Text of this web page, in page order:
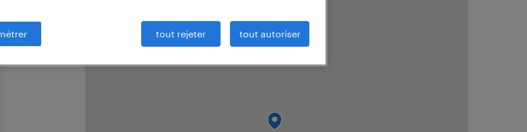
tout rejeter tout autoriser